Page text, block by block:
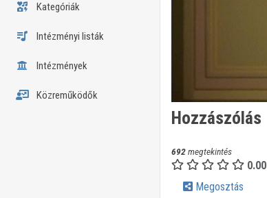
Kategóriák
Intézményi listák
Intézmények
Közreműködők
Hozzászólás
692megtekintés
0.00
Megosztás